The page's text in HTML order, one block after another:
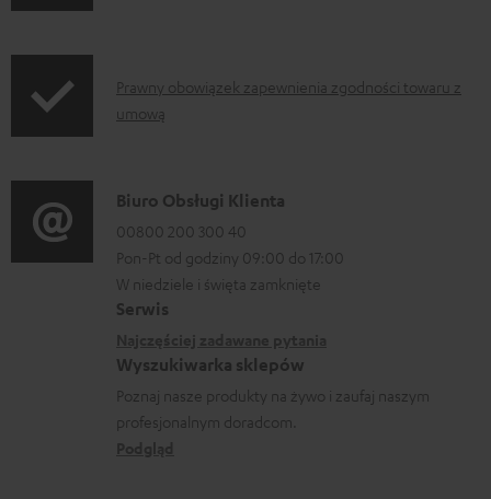
t
y
p
o
b
r
n
i
a
o
r
c
j
e
o
y
s
y
I
n
o
r
m
a
c
j
e
d
Prawny obowiązek zapewnienia zgodności towaru z
umową
D
a
n
e
o
n
t
Biuro Obsługi Klienta
00800 200 300 40
Pon-Pt od godziny 09:00 do 17:00
W niedziele i święta zamknięte
Serwis
Wyszukiwarka sklepów
Poznaj nasze produkty na żywo i zaufaj naszym
profesjonalnym doradcom.